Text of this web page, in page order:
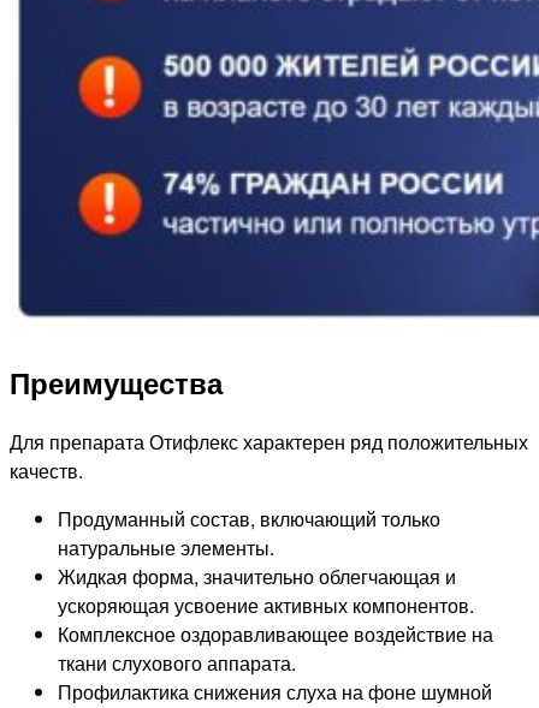
Преимущества
Для препарата Отифлекс характерен ряд положительных
качеств.
Продуманный состав, включающий только
натуральные элементы.
Жидкая форма, значительно облегчающая и
ускоряющая усвоение активных компонентов.
Комплексное оздоравливающее воздействие на
ткани слухового аппарата.
Профилактика снижения слуха на фоне шумной